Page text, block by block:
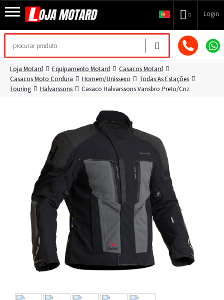
0 Login
Loja Motard Equipamento Motard
Casacos Motard
Casacos Moto Cordura
Homem/Unissexo
Todas As Estações
Touring
Halvarssons Casaco Halvarssons Vansbro Preto/cnz